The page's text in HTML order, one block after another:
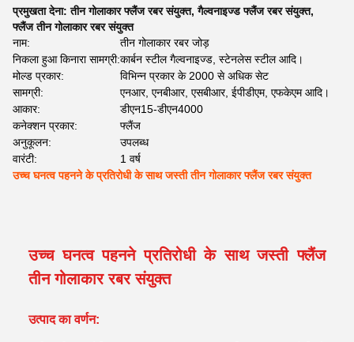
प्रमुखता देना:तीन गोलाकार फ्लैंज रबर संयुक्त,गैल्वनाइज्ड फ्लैंज रबर संयुक्त,
फ्लैंज तीन गोलाकार रबर संयुक्त
नाम:
तीन गोलाकार रबर जोड़
निकला हुआ किनारा सामग्री:कार्बन स्टील गैल्वनाइज्ड, स्टेनलेस स्टील आदि।
मोल्ड प्रकार:
विभिन्न प्रकार के 2000 से अधिक सेट
सामग्री:
एनआर, एनबीआर, एसबीआर, ईपीडीएम, एफकेएम आदि।
आकार:
डीएन15-डीएन4000
कनेक्शन प्रकार:
फ्लैंज
अनुकूलन:
उपलब्ध
वारंटी:
1 वर्ष
उच्च घनत्व पहनने के प्रतिरोधी के साथ जस्ती तीन गोलाकार फ्लैंज रबर संयुक्त
उच्च घनत्व पहनने प्रतिरोधी के साथ जस्ती फ्लैंज
तीन गोलाकार रबर संयुक्त
उत्पाद का वर्णन: